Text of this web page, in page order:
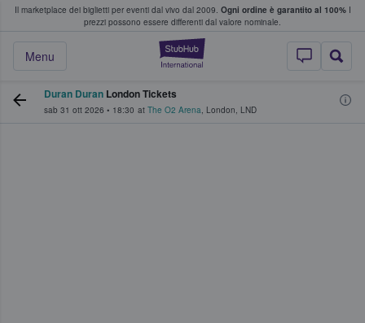
Il marketplace dei biglietti per eventi dal vivo dal 2009. Ogni ordine è garantito al 100%I
prezzi possono essere differenti dal valore nominale.
StubHub - Dove
Menu
fan comprano e vendono biglietti
Duran Duran London Tickets
sab 31 ott 2026 • 18:30 at The O2 Arena, London, LND